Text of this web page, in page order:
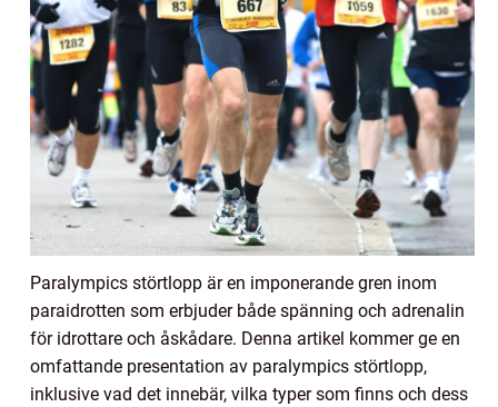
Paralympics störtlopp är en imponerande gren inom
paraidrotten som erbjuder både spänning och adrenalin
för idrottare och åskådare. Denna artikel kommer ge en
omfattande presentation av paralympics störtlopp,
inklusive vad det innebär, vilka typer som finns och dess